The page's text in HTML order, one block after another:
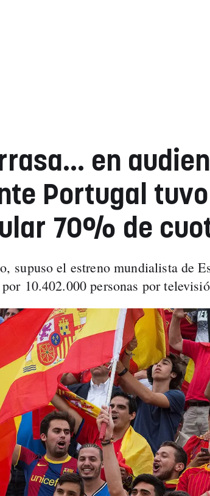
en
Portugal
70% de
supuso el estreno mundialista de
10.402.000 personas por